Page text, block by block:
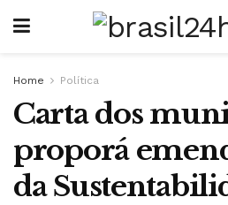
Home Política
Carta dos
proporá
da